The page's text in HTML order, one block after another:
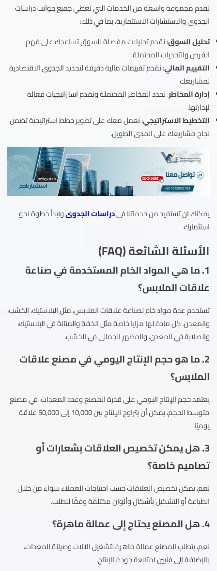
نقدم مجموعة واسعة من الخدمات التي تغطي جميع جوانب دراسات
الجدوى والاستشارات الاستثمارية، بما في ذلك:
تحليل السوق: نقدم تحليلات مفصلة للسوق تساعدك على فهم
الفرص والتحديات المحتملة.
التقييم المالي: نقدم تقييمات مالية دقيقة لتحديد الجدوى الاقتصادية
لمشاريعك.
إدارة المخاطر: نحدد المخاطر المحتملة ونقدم استراتيجيات فعالة
لإدارتها.
التخطيط الاستراتيجي: نعمل معك على تطوير خطط استراتيجية تضمن
نجاح مشاريعك على المدى الطويل.
يمكنك ان تستفيد من خدماتنا فيدراسات الجدوىوابدأ خطوة نحو
استثمارك
الأسئلة الشائعة (FAQ)
1. ما هي المواد الخام المستخدمة في صناعة
علاقات الملابس؟
تستخدم عدة مواد خام لصناعة علاقات الملابس، مثل البلاستيك، الخشب،
والمعدن. كل مادة لها مزايا خاصة مثل الخفة والمتانة في البلاستيك،
والصلابة في المعدن، والمظهر الجمالي في الخشب.
2. ما هو حجم الإنتاج اليومي في مصنع علاقات
الملابس؟
يعتمد حجم الإنتاج اليومي على قدرة المصنع وعدد المعدات. في مصنع
متوسط الحجم، يمكن أن يتراوح الإنتاج بين 10,000 إلى 50,000 علاقة
يوميًا.
3. هل يمكن تخصيص العلاقات بشعارات أو
تصاميم خاصة؟
نعم، يمكن تخصيص العلاقات حسب احتياجات العملاء سواء من خلال
الطباعة أو التشكيل بأشكال وألوان مختلفة وفقًا للطلب.
4. هل المصنع يحتاج إلى عمالة ماهرة؟
نعم، يتطلب المصنع عمالة ماهرة لتشغيل الآلات وصيانة المعدات،
بالإضافة إلى فنيين لمتابعة جودة الإنتاج.